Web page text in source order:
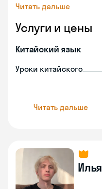
Читать дальше
Услуги и цены
Китайский язык
Уроки китайского
Читать дальше
Илья